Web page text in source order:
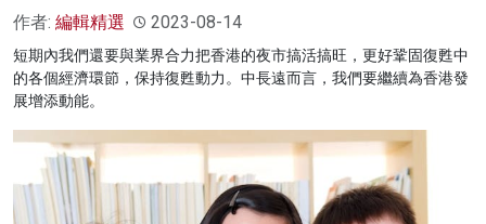
作者: 編輯精選 2023-08-14
短期內我們還要與業界合力把香港的夜市搞活搞旺，更好鞏固復甦中
的各個經濟環節，保持復甦動力。中長遠而言，我們要繼續為香港發
展增添動能。